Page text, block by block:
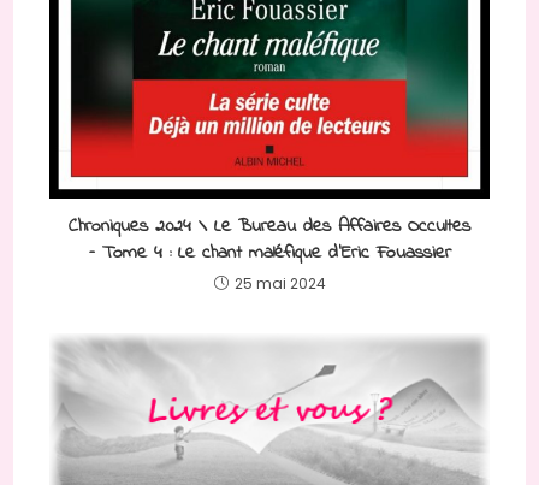
Chroniques 2024 \ Le Bureau des Affaires Occultes
– Tome 4 : Le chant maléfique d’Eric Fouassier
25 mai 2024